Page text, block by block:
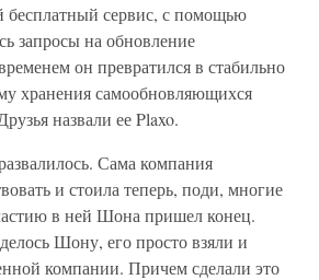
бесплатный сервис, с помощью
запросы на обновление
он превратился в стабильно
хранения самообновляющихся
назвали ее Plaxo.
Сама компания
и стоила теперь, поди, многие
в ней Шона пришел конец.
Шону, его просто взяли и
компании. Причем сделали это